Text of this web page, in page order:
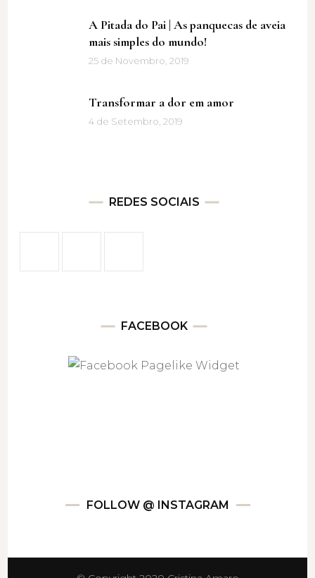
A Pitada do Pai | As panquecas de aveia
mais simples do mundo!
25 de Novembro, 2019
Transformar a dor em amor
4 de Setembro, 2019
REDES SOCIAIS
FACEBOOK
FOLLOW @ INSTAGRAM